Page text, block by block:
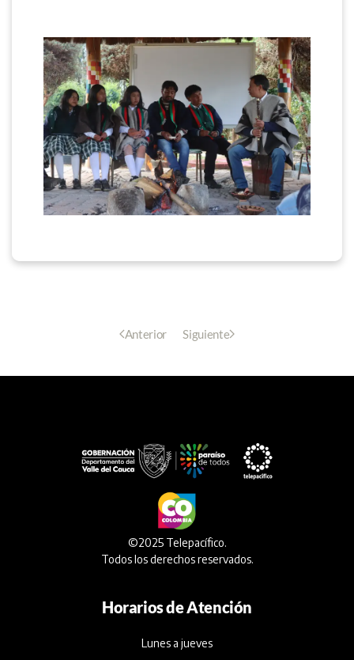
Anterior Siguiente
©2025 Telepacífico.
Todos los derechos reservados.
Horarios de Atención
Lunes a jueves